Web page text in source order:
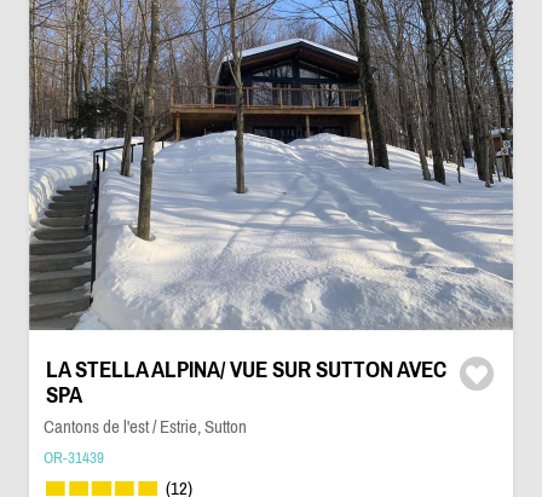
LA STELLA ALPINA/ VUE SUR SUTTON AVEC
SPA
Cantons de l'est / Estrie, Sutton
OR-31439
(12)